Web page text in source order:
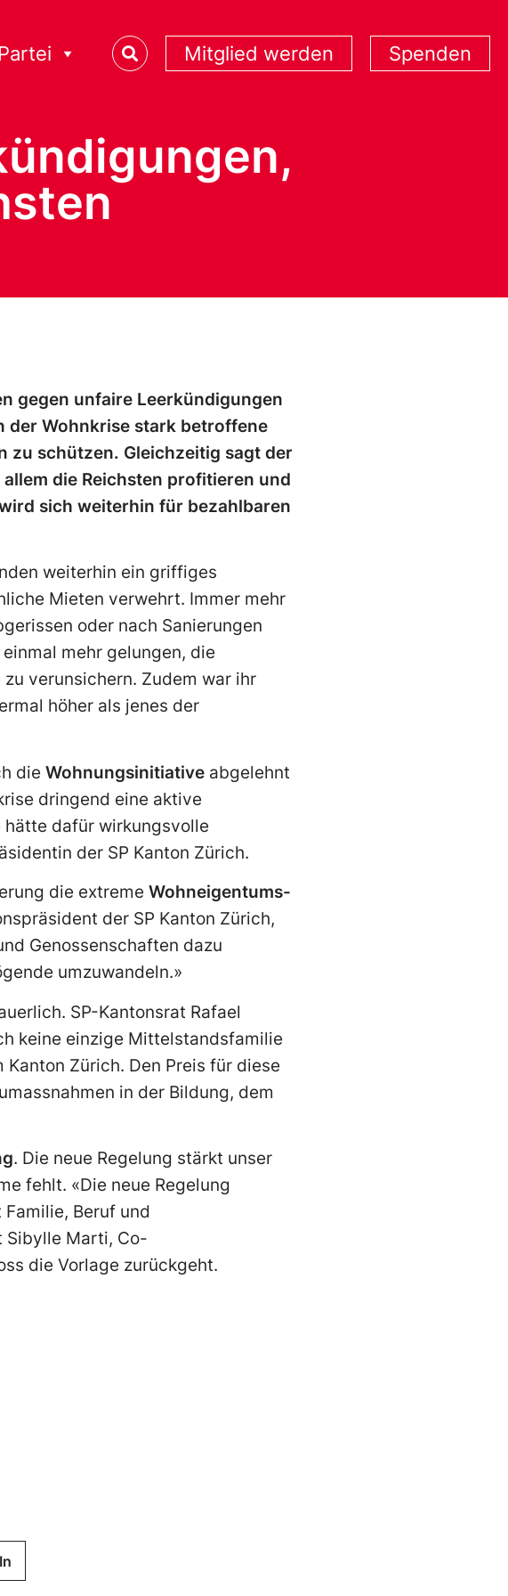
Partei Mitglied werden Spenden
gegen unfaire Leerkündigungen
der Wohnkrise stark betroffene
zu schützen. Gleichzeitig sagt der
die Reichsten profitieren und
sich weiterhin für bezahlbaren
weiterhin ein griffiges
Mieten verwehrt. Immer mehr
oder nach Sanierungen
mehr gelungen, die
verunsichern. Zudem war ihr
höher als jenes der
die Wohnungsinitiative abgelehnt
dringend eine aktive
dafür wirkungsvolle
der SP Kanton Zürich.
die extreme Wohneigentums-
der SP Kanton Zürich,
Genossenschaften dazu
umzuwandeln.»
SP-Kantonsrat Rafael
keine einzige Mittelstandsfamilie
Zürich. Den Preis für diese
in der Bildung, dem
. Die neue Regelung stärkt unser
fehlt. «Die neue Regelung
Beruf und
Sibylle Marti, Co-
die Vorlage zurückgeht.